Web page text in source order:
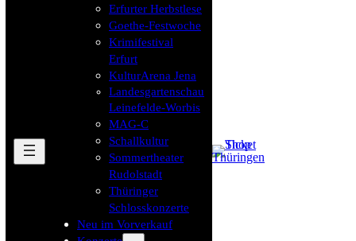
Erfurter Herbstlese
Goethe-Festwoche
Krimifestival
Erfurt
KulturArena Jena
Landesgartenschau
Leinefelde-Worbis
MAG-C
Schallkultur
Sommertheater
Rudolstadt
Thüringer
Schlosskonzerte
Neu im Vorverkauf